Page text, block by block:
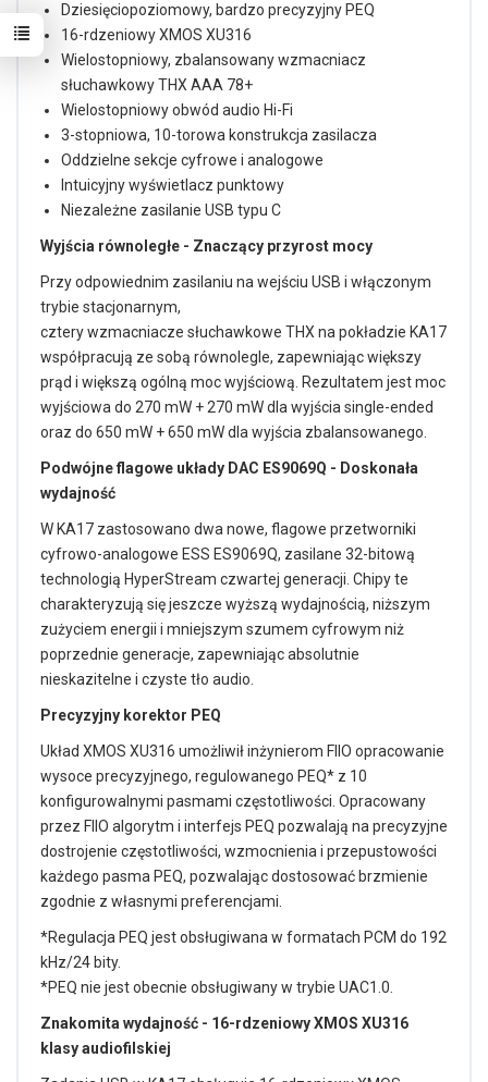
Dziesięciopoziomowy, bardzo precyzyjny PEQ
16-rdzeniowy XMOS XU316
Wielostopniowy, zbalansowany wzmacniacz
słuchawkowy THX AAA 78+
Wielostopniowy obwód audio Hi-Fi
3-stopniowa, 10-torowa konstrukcja zasilacza
Oddzielne sekcje cyfrowe i analogowe
Intuicyjny wyświetlacz punktowy
Niezależne zasilanie USB typu C
Wyjścia równoległe - Znaczący przyrost mocy
Przy odpowiednim zasilaniu na wejściu USB i włączonym
trybie stacjonarnym,
cztery wzmacniacze słuchawkowe THX na pokładzie KA17
współpracują ze sobą równolegle, zapewniając większy
prąd i większą ogólną moc wyjściową. Rezultatem jest moc
wyjściowa do 270 mW + 270 mW dla wyjścia single-ended
oraz do 650 mW + 650 mW dla wyjścia zbalansowanego.
Podwójne flagowe układy DAC ES9069Q - Doskonała
wydajność
W KA17 zastosowano dwa nowe, flagowe przetworniki
cyfrowo-analogowe ESS ES9069Q, zasilane 32-bitową
technologią HyperStream czwartej generacji. Chipy te
charakteryzują się jeszcze wyższą wydajnością, niższym
zużyciem energii i mniejszym szumem cyfrowym niż
poprzednie generacje, zapewniając absolutnie
nieskazitelne i czyste tło audio.
Precyzyjny korektor PEQ
Układ XMOS XU316 umożliwił inżynierom FIIO opracowanie
wysoce precyzyjnego, regulowanego PEQ* z 10
konfigurowalnymi pasmami częstotliwości. Opracowany
przez FIIO algorytm i interfejs PEQ pozwalają na precyzyjne
dostrojenie częstotliwości, wzmocnienia i przepustowości
każdego pasma PEQ, pozwalając dostosować brzmienie
zgodnie z własnymi preferencjami.
*Regulacja PEQ jest obsługiwana w formatach PCM do 192
kHz/24 bity.
*PEQ nie jest obecnie obsługiwany w trybie UAC1.0.
Znakomita wydajność - 16-rdzeniowy XMOS XU316
klasy audiofilskiej